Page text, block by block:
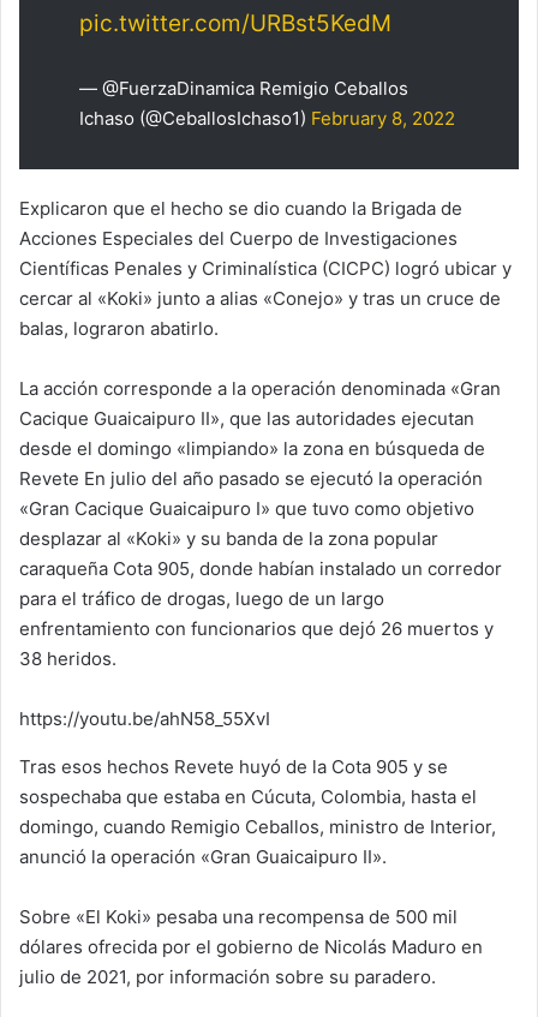
pic.twitter.com/URBst5KedM
— @FuerzaDinamica Remigio Ceballos
Ichaso (@CeballosIchaso1) February 8, 2022
Explicaron que el hecho se dio cuando la Brigada de
Acciones Especiales del Cuerpo de Investigaciones
Científicas Penales y Criminalística (CICPC) logró ubicar y
cercar al «Koki» junto a alias «Conejo» y tras un cruce de
balas, lograron abatirlo.
La acción corresponde a la operación denominada «Gran
Cacique Guaicaipuro II», que las autoridades ejecutan
desde el domingo «limpiando» la zona en búsqueda de
Revete En julio del año pasado se ejecutó la operación
«Gran Cacique Guaicaipuro I» que tuvo como objetivo
desplazar al «Koki» y su banda de la zona popular
caraqueña Cota 905, donde habían instalado un corredor
para el tráfico de drogas, luego de un largo
enfrentamiento con funcionarios que dejó 26 muertos y
38 heridos.
https://youtu.be/ahN58_55XvI
Tras esos hechos Revete huyó de la Cota 905 y se
sospechaba que estaba en Cúcuta, Colombia, hasta el
domingo, cuando Remigio Ceballos, ministro de Interior,
anunció la operación «Gran Guaicaipuro II».
Sobre «El Koki» pesaba una recompensa de 500 mil
dólares ofrecida por el gobierno de Nicolás Maduro en
julio de 2021, por información sobre su paradero.